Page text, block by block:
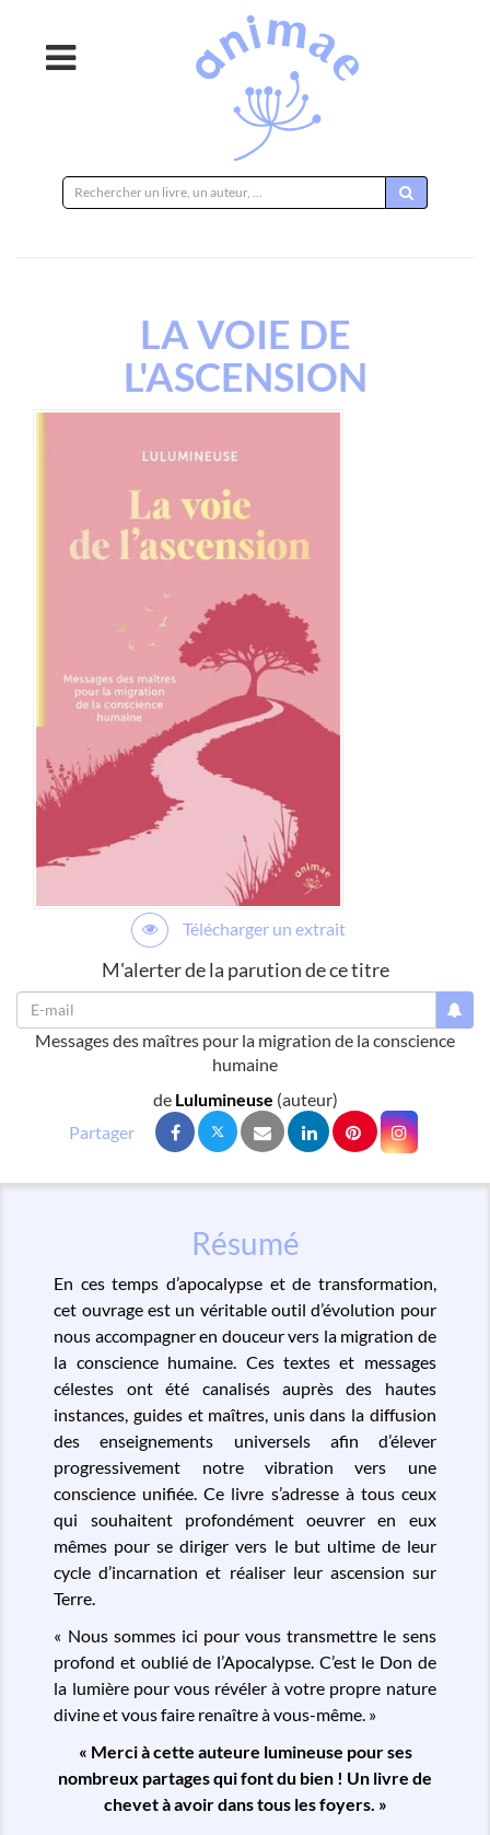
sur
LA VOIE DE
L'ASCENSION
Télécharger un extrait
M'alerter de la parution de ce titre
Messages des maîtres pour la migration de la conscience
humaine
de Lulumineuse (auteur)
Résumé
En ces temps d’apocalypse et de transformation,
cet ouvrage est un véritable outil d’évolution pour
nous accompagner en douceur vers la migration de
la conscience humaine. Ces textes et messages
célestes ont été canalisés auprès des hautes
instances, guides et maîtres, unis dans la diffusion
des enseignements universels afin d’élever
progressivement notre vibration vers une
conscience unifiée. Ce livre s’adresse à tous ceux
qui souhaitent profondément oeuvrer en eux
mêmes pour se diriger vers le but ultime de leur
cycle d’incarnation et réaliser leur ascension sur
Terre.
« Nous sommes ici pour vous transmettre le sens
profond et oublié de l’Apocalypse. C’est le Don de
la lumière pour vous révéler à votre propre nature
divine et vous faire renaître à vous-même. »
« Merci à cette auteure lumineuse pour ses
nombreux partages qui font du bien ! Un livre de
chevet à avoir dans tous les foyers. »